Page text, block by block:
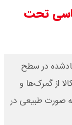
تحت
در سطح
از گمرک‌ها و
به صورت طبیعی در